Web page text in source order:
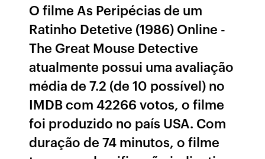
O filme As Peripécias de um
Ratinho Detetive (1986) Online -
The Great Mouse Detective
atualmente possui uma avaliação
média de 7.2 (de 10 possível) no
IMDB com 42266 votos, o filme
foi produzido no país USA. Com
duração de 74 minutos, o filme